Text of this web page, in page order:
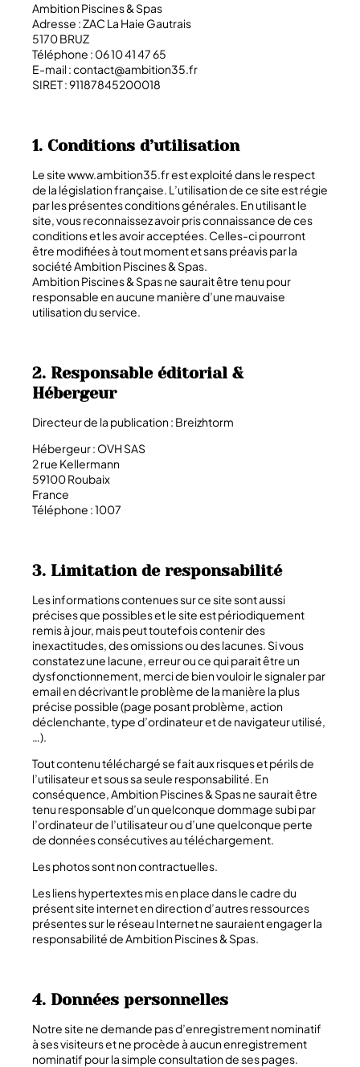
Ambition Piscines & Spas
Adresse : ZAC La Haie Gautrais
5170 BRUZ
Téléphone : 06 10 41 47 65
E-mail : contact@ambition35.fr
SIRET : 91187845200018
1. Conditions d’utilisation
Le site www.ambition35.fr est exploité dans le respect
de la législation française. L’utilisation de ce site est régie
par les présentes conditions générales. En utilisant le
site, vous reconnaissez avoir pris connaissance de ces
conditions et les avoir acceptées. Celles-ci pourront
être modifiées à tout moment et sans préavis par la
société Ambition Piscines & Spas.
Ambition Piscines & Spas ne saurait être tenu pour
responsable en aucune manière d’une mauvaise
utilisation du service.
2. Responsable éditorial &
Hébergeur
Directeur de la publication : Breizhtorm
Hébergeur : OVH SAS
2 rue Kellermann
59100 Roubaix
France
Téléphone : 1007
3. Limitation de responsabilité
Les informations contenues sur ce site sont aussi
précises que possibles et le site est périodiquement
remis à jour, mais peut toutefois contenir des
inexactitudes, des omissions ou des lacunes. Si vous
constatez une lacune, erreur ou ce qui parait être un
dysfonctionnement, merci de bien vouloir le signaler par
email en décrivant le problème de la manière la plus
précise possible (page posant problème, action
déclenchante, type d’ordinateur et de navigateur utilisé,
…).
Tout contenu téléchargé se fait aux risques et périls de
l’utilisateur et sous sa seule responsabilité. En
conséquence,Ambition Piscines & Spas ne saurait être
tenu responsable d’un quelconque dommage subi par
l’ordinateur de l’utilisateur ou d’une quelconque perte
de données consécutives au téléchargement.
Les photos sont non contractuelles.
Les liens hypertextes mis en place dans le cadre du
présent site internet en direction d’autres ressources
présentes sur le réseau Internet ne sauraient engager la
responsabilité deAmbition Piscines & Spas.
4. Données personnelles
Notre site ne demande pas d’enregistrement nominatif
à ses visiteurs et ne procède à aucun enregistrement
nominatif pour la simple consultation de ses pages.